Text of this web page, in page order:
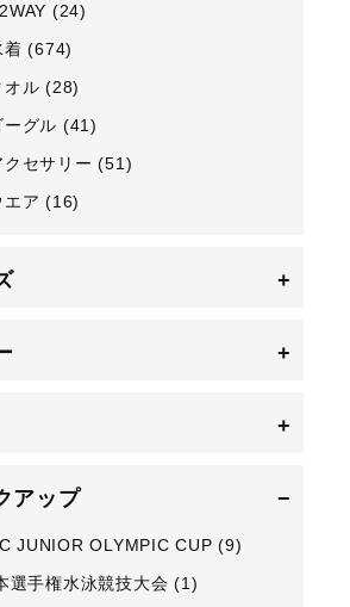
ル
スポーツ
レイン
サイズ
2WAY (24)
着 (674)
オル (28)
ーグル (41)
クセサリー (51)
エア (16)
+
+
+
アップ −
JUNIOR OLYMPIC CUP (9)
選手権水泳競技大会 (1)